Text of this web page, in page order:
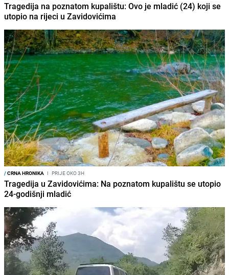
Tragedija na poznatom kupalištu: Ovo je mladić (24) koji se
utopio na rijeci u Zavidovićima
/CRNA HRONIKA I PRIJE OKO 3H
Tragedija u Zavidovićima: Na poznatom kupalištu se utopio
24-godišnji mladić